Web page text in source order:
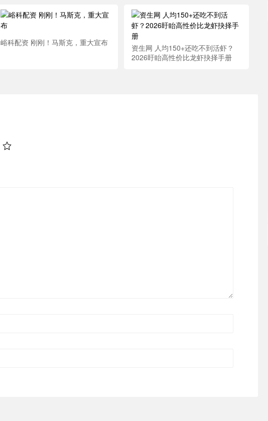
峪科配资 刚刚！马斯克，重大宣布
资生网 人均150+还吃不到活虾？
2026盱眙高性价比龙虾抉择手册